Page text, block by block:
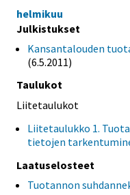
helmikuu
Julkistukset
Kansantalouden
(6.5.2011)
Taulukot
Liitetaulukot
Liitetaulukko 1.
tietojen
Laatuselosteet
Tuotannon